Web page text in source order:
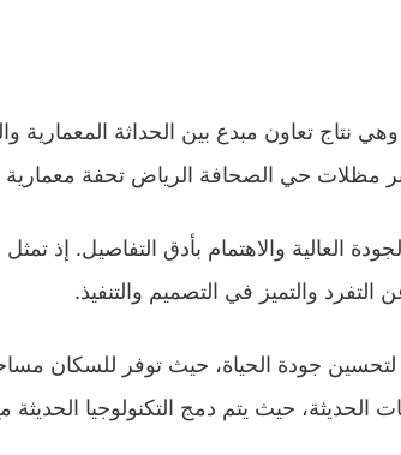
نتاج تعاون مبدع بين الحداثة
مظلات حي الصحافة الرياض تحفة
العالية والاهتمام بأدق التفاصيل.
والتميز في التصميم والتنفيذ.
جودة الحياة، حيث توفر للسكان
الحديثة، حيث يتم دمج التكنولوجيا